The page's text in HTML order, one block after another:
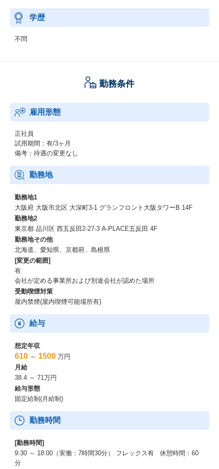
学歴
不問
勤務条件
雇用形態
正社員
試用期間：有/3ヶ月
備考：待遇の変更なし
勤務地
勤務地1
大阪府 大阪市北区 大深町3-1 グランフロント大阪タワーB 14F
勤務地2
東京都 品川区 西五反田2-27-3 A-PLACE五反田 4F
勤務地その他
北海道、愛知県、京都府、島根県
[変更の範囲]
有
会社が定める事業所および別途会社が認めた場所
受動喫煙対策
屋内禁煙(屋内喫煙可能場所有)
給与
想定年収
610 ～ 1500 万円
月給
38.4 ～ 71万円
給与形態
固定給制(月給制)
勤務時間
[勤務時間]
9:30 ～ 18:00（実働：7時間30分） フレックス有 休憩時間：60
分